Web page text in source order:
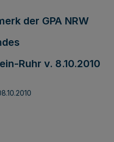
der GPA NRW
Ruhr v. 8.10.2010